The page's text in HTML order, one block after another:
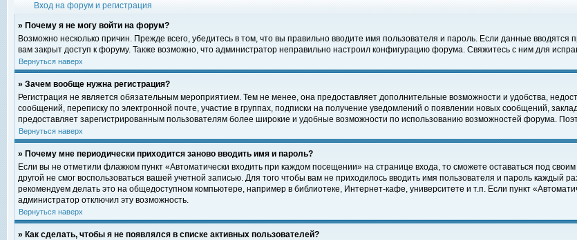
Вход на форум и регистрация
» Почему я не могу войти на форум?
Возможно несколько причин. Прежде всего, убедитесь в том, что вы правильно вводите имя пользователя и пароль. Если данные
вам закрыт доступ к форуму. Также возможно, что администратор неправильно настроил конфигурацию форума. Свяжитесь с ним для
Вернуться наверх
» Зачем вообще нужна регистрация?
Регистрация не является обязательным мероприятием. Тем не менее, она предоставляет дополнительные возможности и удобства,
сообщений, переписку по электронной почте, участие в группах, подписки на получение уведомлений о появлении новых сообщений,
предоставляет зарегистрированным пользователям более широкие и удобные возможности по использованию возможностей форума.
Вернуться наверх
» Почему мне периодически приходится заново вводить имя и пароль?
Если вы не отметили флажком пункт «Автоматически входить при каждом посещении» на странице входа, то сможете оставаться под
другой не смог воспользоваться вашей учетной записью. Для того чтобы вам не приходилось вводить имя пользователя и пароль каждый
рекомендуем делать это на общедоступном компьютере, например в библиотеке, Интернет-кафе, университете и т.п. Если пункт
администратор отключил эту возможность.
Вернуться наверх
» Как сделать, чтобы я не появлялся в списке активных пользователей?